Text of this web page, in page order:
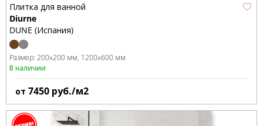
Плитка для ванной
Diurne
DUNE (Испания)
Размер: 200x200 мм 1200x600 мм
В наличии
от 7450 руб./м2